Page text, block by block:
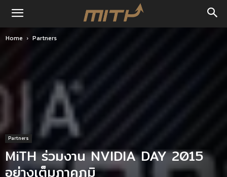
Home Partners
Partners
MiTH ร่วมงาน NVIDIA DAY 2015
อย่างเต็มภาคภูมิ